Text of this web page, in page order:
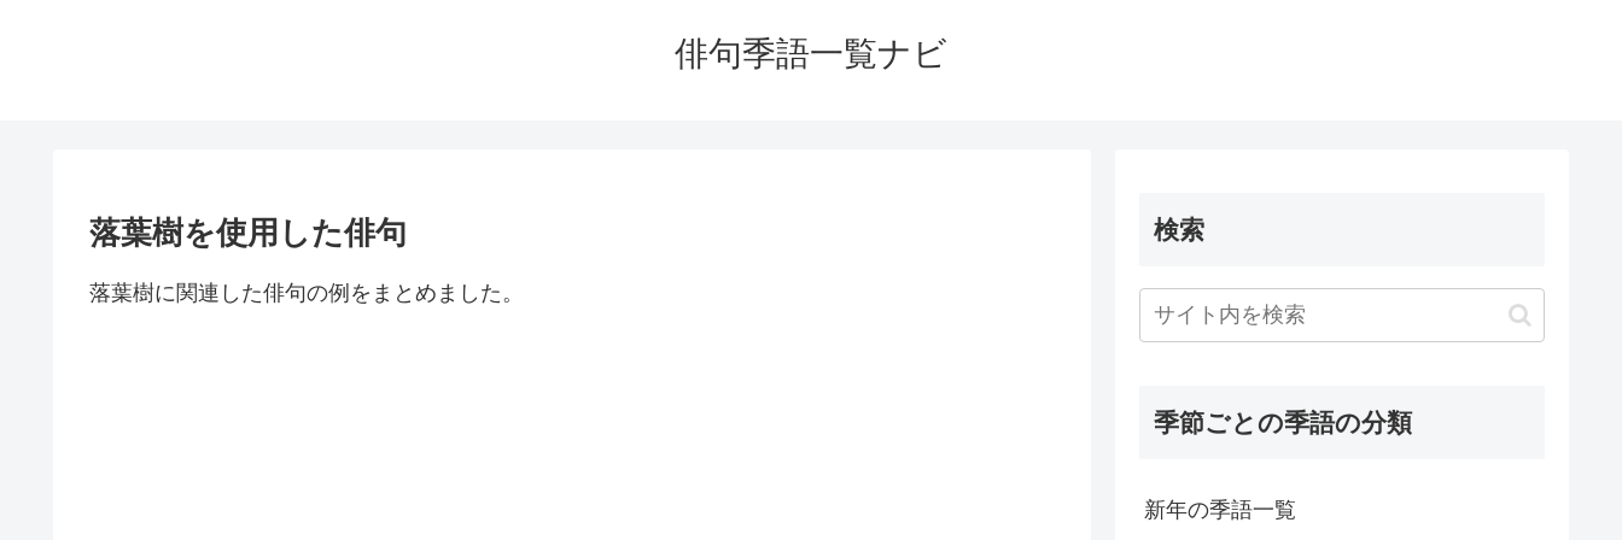
俳句季語一覧ナビ
落葉樹を使用した俳句
落葉樹に関連した俳句の例をまとめました。
検索
季節ごとの季語の分類
新年の季語一覧